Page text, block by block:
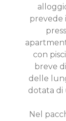
prevede
con
breve
delle
dotata di
Nel